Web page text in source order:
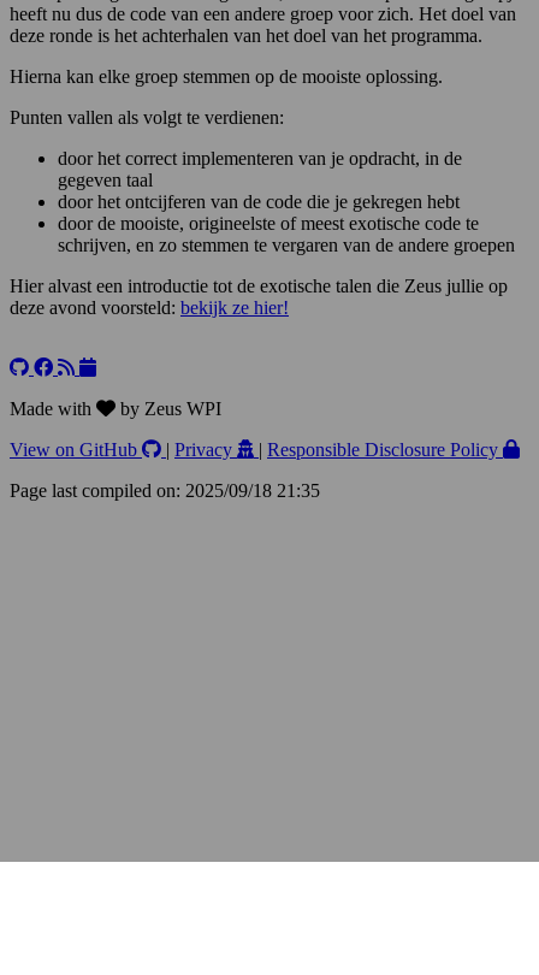
heeft nu dus de code van een andere groep voor zich. Het doel van
deze ronde is het achterhalen van het doel van het programma.
Hierna kan elke groep stemmen op de mooiste oplossing.
Punten vallen als volgt te verdienen:
door het correct implementeren van je opdracht, in de
gegeven taal
door het ontcijferen van de code die je gekregen hebt
door de mooiste, origineelste of meest exotische code te
schrijven, en zo stemmen te vergaren van de andere groepen
Hier alvast een introductie tot de exotische talen die Zeus jullie op
deze avond voorsteld: bekijk ze hier!
+
−
Made with
by Zeus WPI
View on GitHub
| Privacy | Responsible Disclosure Policy
Page last compiled on: 2025/09/18 21:35